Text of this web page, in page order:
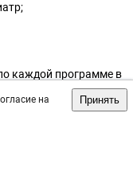
на
Принять
каждой программе в